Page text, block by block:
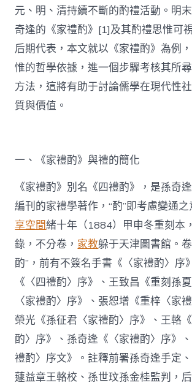
元、明、清持續不斷的酌禮活動。明
奇逢的《家禮酌》[1]及其酌禮思惟可
后期代表，本文就以《家禮酌》為例
惟的哲學依據，進一個步驟考核其所
方法，這將有助于討論儒學在現代性
質與價值。
一、《家禮酌》與禮的簡化
《家禮酌》別名《四禮酌》，是孫奇
編刊的家禮學著作，“酌”即考慮變通
享空間緒十年（1884）甲申冬重刻本
錄，不分卷， 家教躲于天津圖書館。
酌”，前有不簽名手書《〈家禮酌〉序
《〈四禮酌〉序》、王致昌《重刻孫
〈家禮酌〉序》、張恕增《重梓〈家
榮光《孫征君〈家禮酌〉序》、王輅
酌〉序》、孫奇逢《〈家禮酌〉序》
禮酌〉序文》。註釋前署孫奇逢手定
蘧益章王輅校、孫世玟孫金桂監判，